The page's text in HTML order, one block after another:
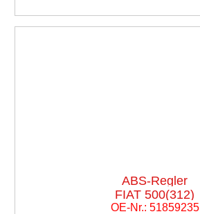
ABS-Regler
FIAT 500(312)
OE-Nr.: 51859235